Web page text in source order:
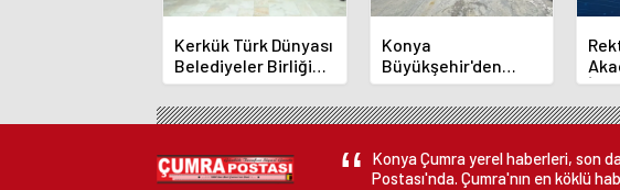
Kerkük Türk Dünyası
Belediyeler Birliği
Üyesi Oldu
Konya
Büyükşehir'den
Alanya Yangınına
Destek
Konya Çumra yerel haberleri, son
Postası'nda. Çumra'nın en köklü